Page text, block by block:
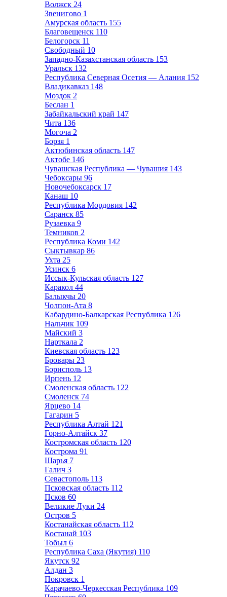
Волжск 24
Звенигово 1
Амурская область 155
Благовещенск 110
Белогорск 11
Свободный 10
Западно-Казахстанская область 153
Уральск 132
Республика Северная Осетия — Алания 152
Владикавказ 148
Моздок 2
Беслан 1
Забайкальский край 147
Чита 136
Могоча 2
Борзя 1
Актюбинская область 147
Актобе 146
Чувашская Республика — Чувашия 143
Чебоксары 96
Новочебоксарск 17
Канаш 10
Республика Мордовия 142
Саранск 85
Рузаевка 9
Темников 2
Республика Коми 142
Сыктывкар 86
Ухта 25
Усинск 6
Иссык-Кульская область 127
Каракол 44
Балыкчы 20
Чолпон-Ата 8
Кабардино-Балкарская Республика 126
Нальчик 109
Майский 3
Нарткала 2
Киевская область 123
Бровары 23
Борисполь 13
Ирпень 12
Смоленская область 122
Смоленск 74
Ярцево 14
Гагарин 5
Республика Алтай 121
Горно-Алтайск 37
Костромская область 120
Кострома 91
Шарья 7
Галич 3
Севастополь 113
Псковская область 112
Псков 60
Великие Луки 24
Остров 5
Костанайская область 112
Костанай 103
Тобыл 6
Республика Саха (Якутия) 110
Якутск 92
Алдан 3
Покровск 1
Карачаево-Черкесская Республика 109